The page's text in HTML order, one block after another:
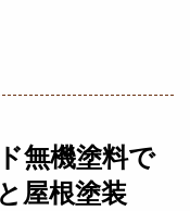
無機塗料で
屋根塗装